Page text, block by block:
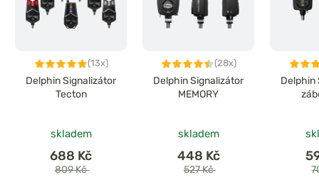
(13x)
Delphin Signalizátor
Tecton
skladem
688 Kč
809 Kč
(28x)
Delphin Signalizátor
MEMORY
skladem
448 Kč
527 Kč
Delphin